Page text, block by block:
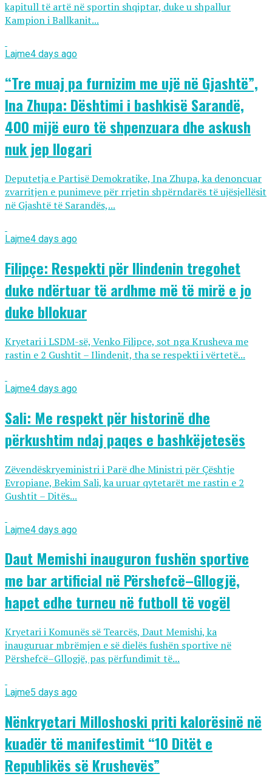
kapitull të artë në sportin shqiptar, duke u shpallur
Kampion i Ballkanit...
Lajme4 days ago
“Tre muaj pa furnizim me ujë në Gjashtë”,
Ina Zhupa: Dështimi i bashkisë Sarandë,
400 mijë euro të shpenzuara dhe askush
nuk jep llogari
Deputetja e Partisë Demokratike, Ina Zhupa, ka denoncuar
zvarritjen e punimeve për rrjetin shpërndarës të ujësjellësit
në Gjashtë të Sarandës,...
Lajme4 days ago
Filipçe: Respekti për Ilindenin tregohet
duke ndërtuar të ardhme më të mirë e jo
duke bllokuar
Kryetari i LSDM-së, Venko Filipce, sot nga Krusheva me
rastin e 2 Gushtit – Ilindenit, tha se respekti i vërtetë...
Lajme4 days ago
Sali: Me respekt për historinë dhe
përkushtim ndaj paqes e bashkëjetesës
Zëvendëskryeministri i Parë dhe Ministri për Çështje
Evropiane, Bekim Sali, ka uruar qytetarët me rastin e 2
Gushtit – Ditës...
Lajme4 days ago
Daut Memishi inauguron fushën sportive
me bar artificial në Përshefcë–Gllogjë,
hapet edhe turneu në futboll të vogël
Kryetari i Komunës së Tearcës, Daut Memishi, ka
inauguruar mbrëmjen e së dielës fushën sportive në
Përshefcë–Gllogjë, pas përfundimit të...
Lajme5 days ago
Nënkryetari Milloshoski priti kalorësinë në
kuadër të manifestimit “10 Ditët e
Republikës së Krushevës”